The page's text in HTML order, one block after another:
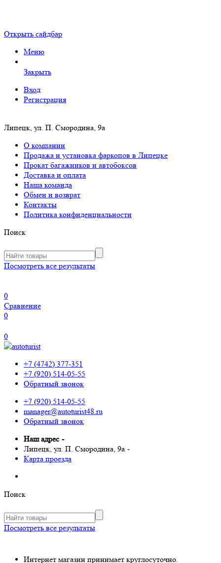
Открыть сайдбар
Меню
Закрыть
Вход
Регистрация
Липецк, ул. П. Смородина, 9а
О компании
Продажа и установка фаркопов в Липецке
Прокат багажников и автобоксов
Доставка и оплата
Наша команда
Обмен и возврат
Контакты
Политика конфиденциальности
Поиск
Посмотреть все результаты
0
Сравнение
0
0
+7 (4742) 377-351
+7 (920) 514-05-55
Обратный звонок
+7 (920) 514-05-55
manager@autoturist48.ru
Обратный звонок
Наш адрес -
Липецк, ул. П. Смородина, 9а -
Карта проезда
Поиск
Посмотреть все результаты
Интернет магазин принимает круглосуточно.